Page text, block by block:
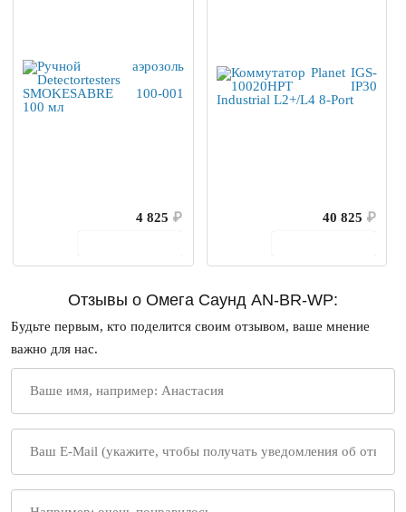
4 825 ₽
40 825 ₽
Отзывы о Омега Саунд AN-BR-WP:
Будьте первым, кто поделится своим отзывом, ваше мнение
важно для нас.